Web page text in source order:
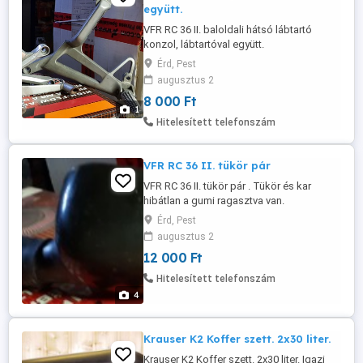
1
együtt.
VFR RC 36 II. baloldali hátsó lábtartó
konzol, lábtartóval együtt.
Érd, Pest
augusztus 2
8 000 Ft
Hitelesített telefonszám
4
VFR RC 36 II. tükör pár
VFR RC 36 II. tükör pár . Tükör és kar
hibátlan a gumi ragasztva van.
Érd, Pest
augusztus 2
12 000 Ft
Hitelesített telefonszám
Krauser K2 Koffer szett. 2x30 liter.
Krauser K2 Koffer szett. 2x30 liter. Igazi